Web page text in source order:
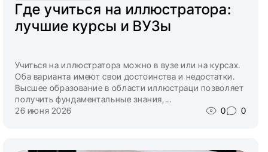
Где учиться на иллюстратора:
лучшие курсы и ВУЗы
Учиться на иллюстратора можно в вузе или на курсах.
Оба варианта имеют свои достоинства и недостатки.
Высшее образование в области иллюстраци позволяет
получить фундаментальные знания,...
26 июня 2026
0 0